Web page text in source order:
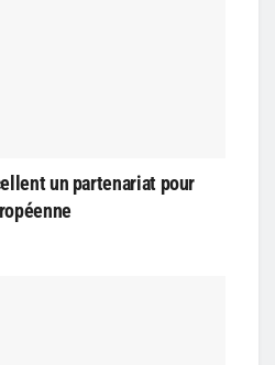
un partenariat pour